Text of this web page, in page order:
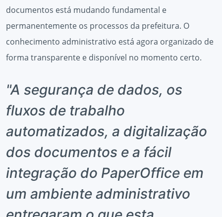
documentos está mudando fundamental e
permanentemente os processos da prefeitura. O
conhecimento administrativo está agora organizado de
forma transparente e disponível no momento certo.
"A segurança de dados, os
fluxos de trabalho
automatizados, a digitalização
dos documentos e a fácil
integração do PaperOffice em
um ambiente administrativo